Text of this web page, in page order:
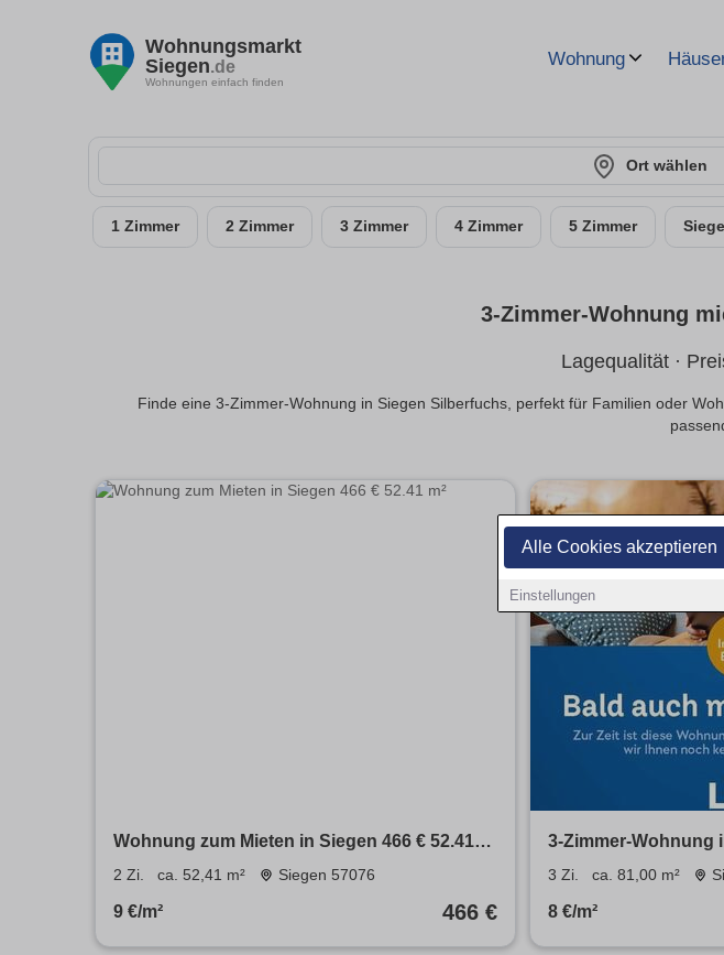
Alle Cookies akzeptieren
Einstellungen
Wohnungsmarkt
Siegen.de
Wohnungen einfach finden
Wohnung
Ort wählen
1 Zimmer 2 Zimmer 3 Zimmer 4 Zimmer 5 Zimmer
3-Zimmer-Wohnung
Lagequalität ·
Finde eine 3-Zimmer-Wohnung in Siegen Silberfuchs, perfekt für Familien oder
Wohnung zum Mieten in Siegen 466 € 52.41
m²
2 Zi. ca. 52,41 m² Siegen 57076
9 €/m² 466 €
3-Zimmer-Wohnung
3 Zi. ca. 81,00 m²
8 €/m²